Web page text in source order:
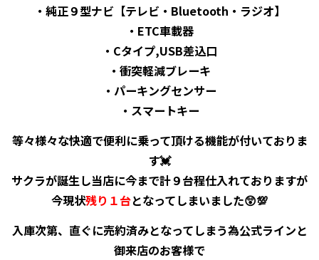
・純正９型ナビ【テレビ・Bluetooth・ラジオ】
・ETC車載器
・Cタイプ,USB差込口
・衝突軽減ブレーキ
・パーキングセンサー
・スマートキー
等々様々な快適で便利に乗って頂ける機能が付いておりま
す💓
サクラが誕生し当店に今まで計９台程仕入れておりますが
今現状残り１台となってしまいました😲💯
入庫次第、直ぐに売約済みとなってしまう為公式ラインと
御来店のお客様で